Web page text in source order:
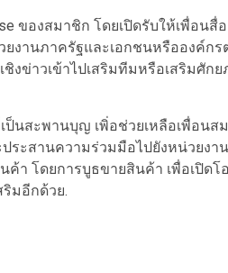
ของสมาชิก โดยเปิดรับให้เพื่อ
งานภาครัฐและเอกชนหรือองค์กร
งข่าวเข้าไปเสริมทีมหรือเสริมศัก
นสะพานบุญ เพิ่อช่วยเหลือเพื่อนส
ประสานความร่วมมือไปยังหน่วยงา
ค้า โดยการบูธขายสินค้า เพื่อเปิ
ริมอีกด้วย.